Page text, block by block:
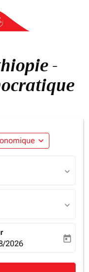
-
expand_more
expand_more
expand_more
return-date-aria-
2026 today